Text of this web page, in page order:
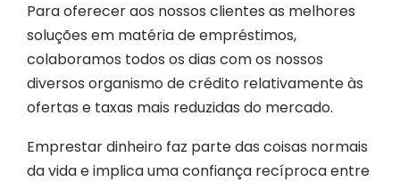
Para oferecer aos nossos clientes as melhores
soluções em matéria de empréstimos,
colaboramos todos os dias com os nossos
diversos organismo de crédito relativamente às
ofertas e taxas mais reduzidas do mercado.
Emprestar dinheiro faz parte das coisas normais
da vida e implica uma confiança recíproca entre